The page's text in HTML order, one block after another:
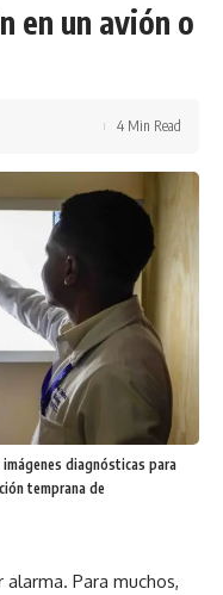
en un avión o
4 Min Read
diagnósticas para
temprana de
Para muchos,